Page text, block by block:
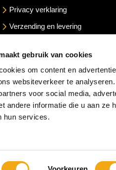
gebruik van cookies
om content en
websiteverkeer te
voor social media,
andere informatie die u aan ze
hun services.
Privacy verklaring
Verzending en levering